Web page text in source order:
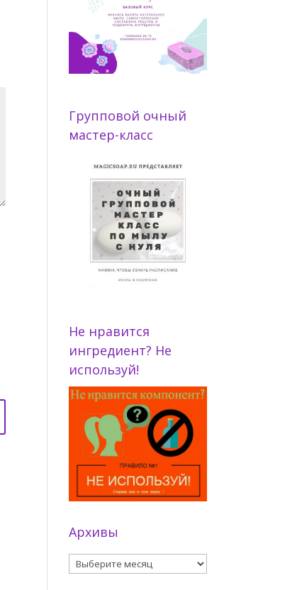
Групповой очный
мастер-класс
Не нравится
ингредиент? Не
используй!
Архивы
Архивы